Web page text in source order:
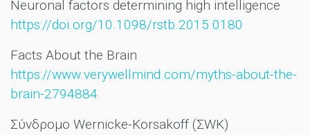
Neuronal factors determining high intelligence
https://doi.org/10.1098/rstb.2015.0180
Facts About the Brain
https://www.verywellmind.com/myths-about-the-
brain-2794884
Σύνδρομο Wernicke-Korsakoff (ΣWK)